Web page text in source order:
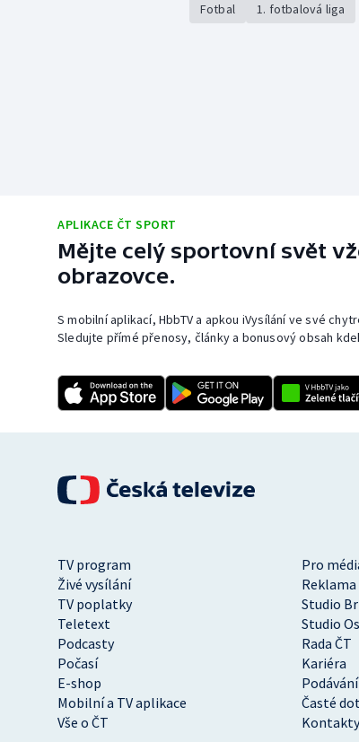
Fotbal 1. fotbalová liga
APLIKACE ČT SPORT
Mějte celý sportovní svět
obrazovce.
S mobilní aplikací, HbbTV a apkou iVysílání ve své
Sledujte přímé přenosy, články a bonusový obsah
TV program
Pro
Živé vysílání
Reklama
TV poplatky
Studio
Teletext
Studio
Podcasty
Rada ČT
Počasí
Kariéra
E-shop
Mobilní a TV aplikace
Časté
Vše o ČT
Kontakty